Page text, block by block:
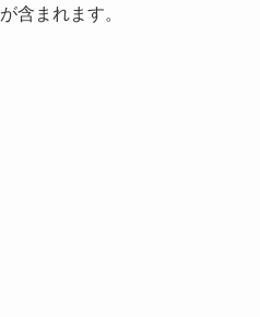
含まれます。